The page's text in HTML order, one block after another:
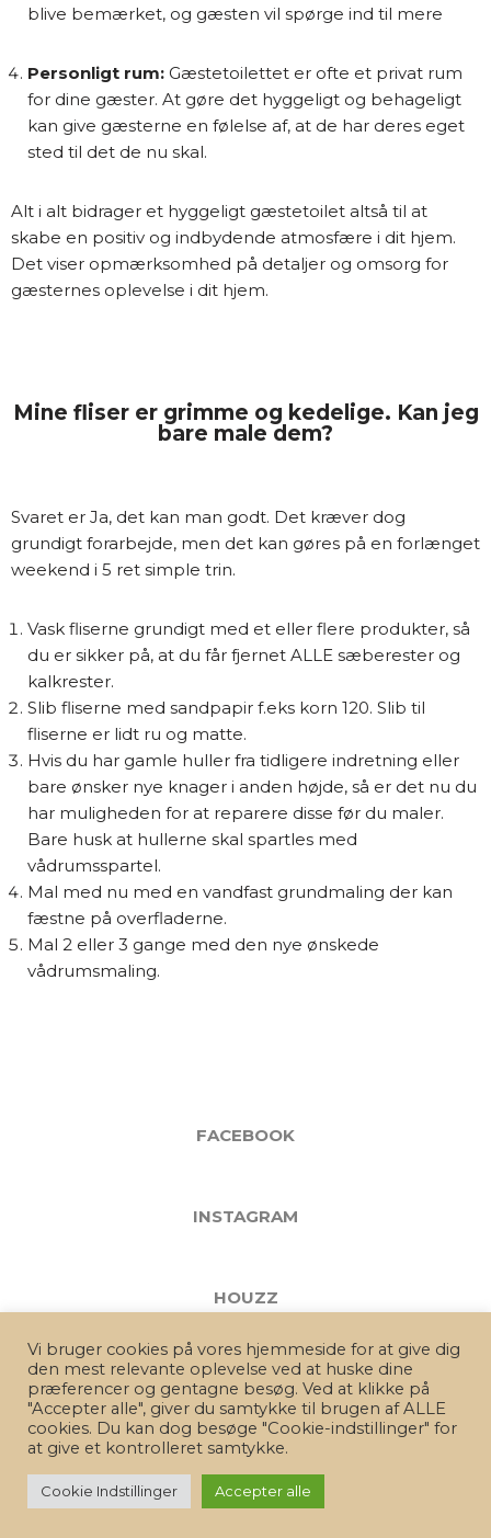
blive bemærket, og gæsten vil spørge ind til mere
Personligt rum: Gæstetoilettet er ofte et privat rum
for dine gæster. At gøre det hyggeligt og behageligt
kan give gæsterne en følelse af, at de har deres eget
sted til det de nu skal.
Alt i alt bidrager et hyggeligt gæstetoilet altså til at
skabe en positiv og indbydende atmosfære i dit hjem.
Det viser opmærksomhed på detaljer og omsorg for
gæsternes oplevelse i dit hjem.
Mine fliser er grimme og kedelige. Kan jeg
bare male dem?
Svaret er Ja, det kan man godt. Det kræver dog
grundigt forarbejde, men det kan gøres på en forlænget
weekend i 5 ret simple trin.
Vask fliserne grundigt med et eller flere produkter, så
du er sikker på, at du får fjernet ALLE sæberester og
kalkrester.
Slib fliserne med sandpapir f.eks korn 120. Slib til
fliserne er lidt ru og matte.
Hvis du har gamle huller fra tidligere indretning eller
bare ønsker nye knager i anden højde, så er det nu du
har muligheden for at reparere disse før du maler.
Bare husk at hullerne skal spartles med
vådrumsspartel.
Mal med nu med en vandfast grundmaling der kan
fæstne på overfladerne.
Mal 2 eller 3 gange med den nye ønskede
vådrumsmaling.
FACEBOOK
INSTAGRAM
HOUZZ
KARLSSON Indretning & Design | +45 3013 5005 |
ck@karlsson-id.dk| Odense M|Fredericia |
Persondatapolitik (GDPR)
Vi bruger cookies på vores hjemmeside for at give dig
den mest relevante oplevelse ved at huske dine
præferencer og gentagne besøg. Ved at klikke på
"Accepter alle", giver du samtykke til brugen af ALLE
cookies. Du kan dog besøge "Cookie-indstillinger" for
at give et kontrolleret samtykke.
Cookie Indstillinger Accepter alle